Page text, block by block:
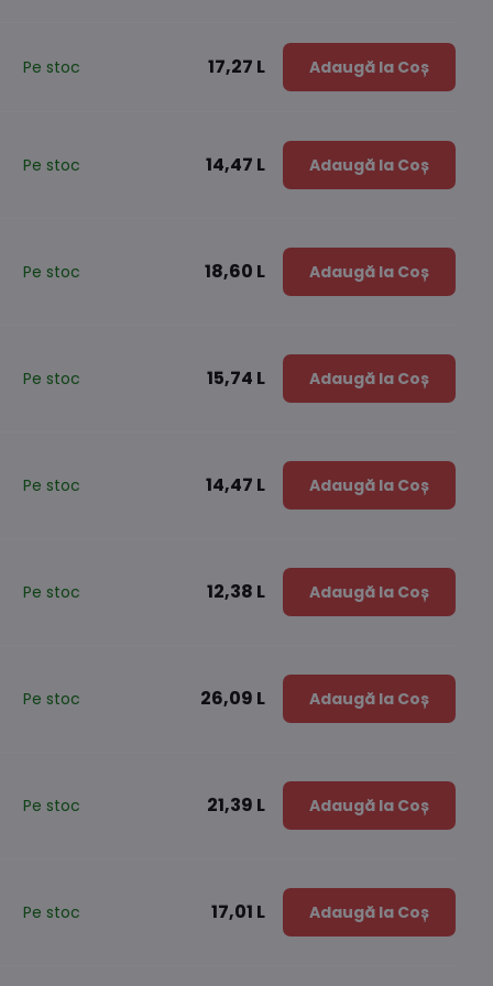
Pe stoc 17,27 L Adaugă la Coș
Pe stoc 14,47 L Adaugă la Coș
Pe stoc 18,60 L Adaugă la Coș
Pe stoc 15,74 L Adaugă la Coș
Pe stoc 14,47 L Adaugă la Coș
Pe stoc 12,38 L Adaugă la Coș
Pe stoc 26,09 L Adaugă la Coș
Pe stoc 21,39 L Adaugă la Coș
Pe stoc 17,01 L Adaugă la Coș